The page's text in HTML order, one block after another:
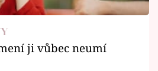
ji vůbec neumí